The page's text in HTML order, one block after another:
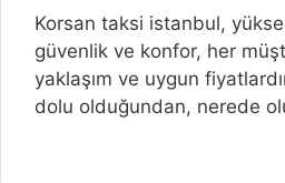
Korsan taksi istanbul,
güvenlik ve konfor, her
yaklaşım ve uygun
dolu olduğundan, nerede